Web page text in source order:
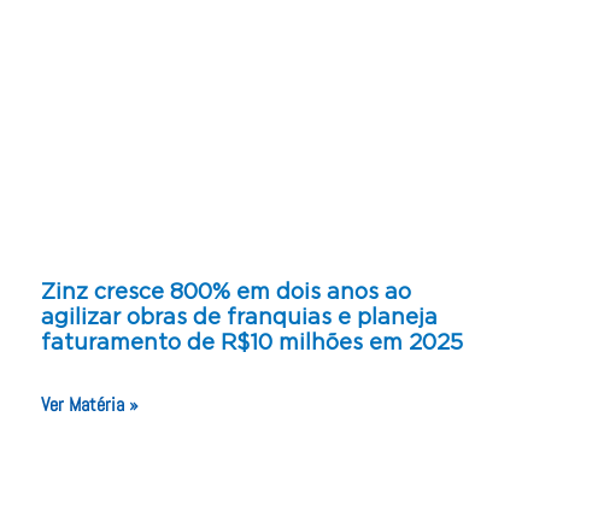
Zinz cresce 800% em dois anos ao
agilizar obras de franquias e planeja
faturamento de R$10 milhões em 2025
Ver Matéria »